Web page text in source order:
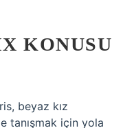
KONUSU
beyaz kız
tanışmak için yola